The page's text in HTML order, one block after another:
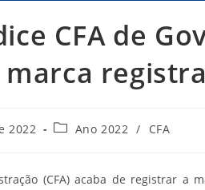
CFA de
2022
Categoria
Ano 2022 / CFA
(CFA) acaba de registrar a